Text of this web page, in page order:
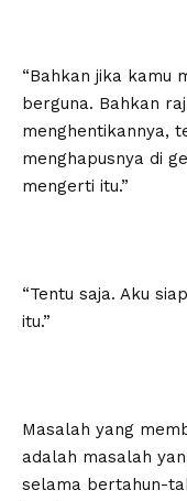
“Bahkan jika kamu
berguna. Bahkan
menghentikannya,
menghapusnya di
mengerti itu.”
“Tentu saja. Aku
itu.”
Masalah yang
adalah masalah
selama bertahun-